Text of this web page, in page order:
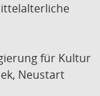
für Kultur
Neustart